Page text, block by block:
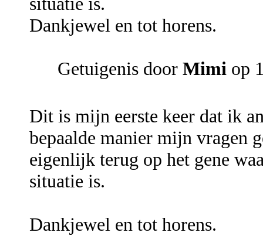
Dankjewel en tot horens.
Getuigenis door Mimi op
Dit is mijn eerste keer dat ik
bepaalde manier mijn vragen
eigenlijk terug op het gene
situatie is.
Dankjewel en tot horens.